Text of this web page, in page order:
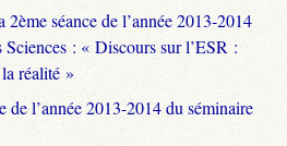
séance de l’année 2013-2014
: « Discours sur l’ESR :
réalité »
de l’année 2013-2014 du séminaire